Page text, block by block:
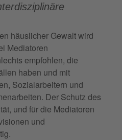
häuslicher Gewalt wird
Mediatoren
empfohlen, die
haben und mit
Sozialarbeitern und
Der Schutz des
und für die Mediatoren
und